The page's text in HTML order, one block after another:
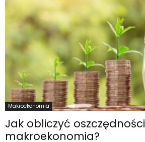
Makroekonomia
Jak obliczyć oszczędności
makroekonomia?